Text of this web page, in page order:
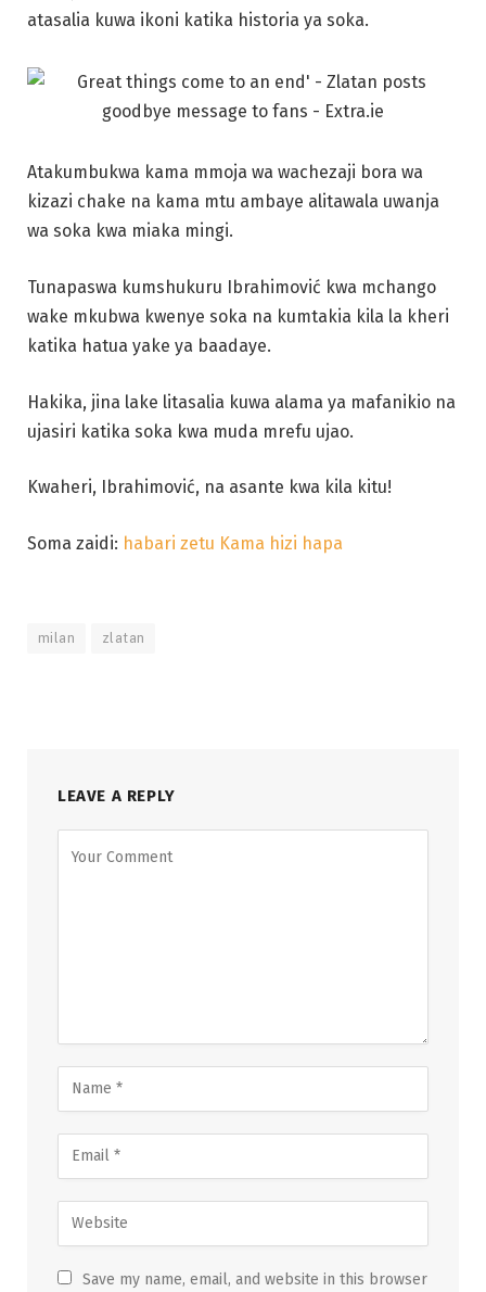
atasalia kuwa ikoni katika historia ya soka.
Atakumbukwa kama mmoja wa wachezaji bora wa
kizazi chake na kama mtu ambaye alitawala uwanja
wa soka kwa miaka mingi.
Tunapaswa kumshukuru Ibrahimović kwa mchango
wake mkubwa kwenye soka na kumtakia kila la kheri
katika hatua yake ya baadaye.
Hakika, jina lake litasalia kuwa alama ya mafanikio na
ujasiri katika soka kwa muda mrefu ujao.
Kwaheri, Ibrahimović, na asante kwa kila kitu!
Soma zaidi: habari zetu Kama hizi hapa
milan zlatan
LEAVE A REPLY
Save my name, email, and website in this browser